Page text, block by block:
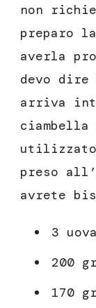
non
preparo
averla
devo
arriva
preso all’
avrete
3 uova
200
170